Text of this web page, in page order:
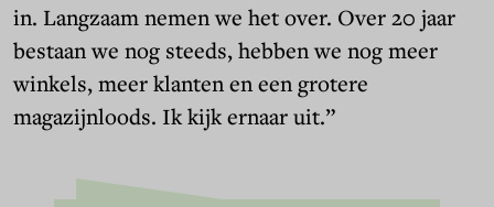
in. Langzaam nemen we het over. Over 20 jaar
bestaan we nog steeds, hebben we nog meer
winkels, meer klanten en een grotere
magazijnloods. Ik kijk ernaar uit.”